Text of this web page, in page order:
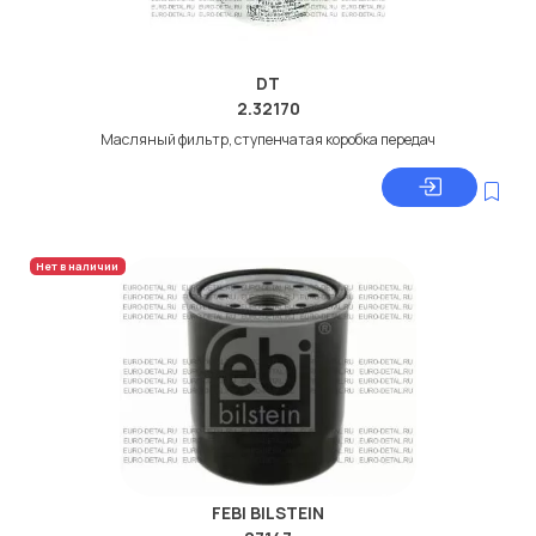
DT
2.32170
Масляный фильтр, ступенчатая коробка передач
Нет в наличии
FEBI BILSTEIN